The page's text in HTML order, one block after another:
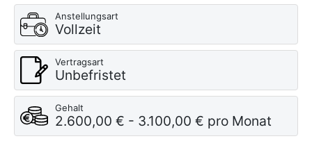
Anstellungsart
Vollzeit
Vertragsart
Unbefristet
Gehalt
2.600,00 € - 3.100,00 € pro Monat